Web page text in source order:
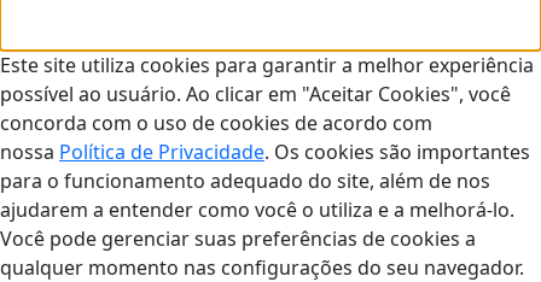
Este site utiliza cookies para garantir a melhor experiência
possível ao usuário. Ao clicar em "Aceitar Cookies", você
concorda com o uso de cookies de acordo com
nossa Política de Privacidade. Os cookies são importantes
para o funcionamento adequado do site, além de nos
ajudarem a entender como você o utiliza e a melhorá-lo.
Você pode gerenciar suas preferências de cookies a
qualquer momento nas configurações do seu navegador.